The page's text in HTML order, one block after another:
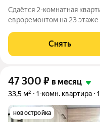
Сдаётся 2-комнатная
евроремонтом на 23 этаже
Холодильник Посудомоечная машина Кондиционер Бойлер
Микроволновка Дом -
Снять
47 300 ₽ в месяц
33,5 м² 1-комн. квартира
новостройка